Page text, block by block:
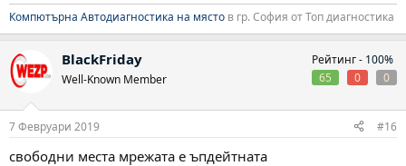
Компютърна Автодиагностика на място в гр. София от Топ диагностика
BlackFriday
Well-Known Member
Рейтинг - 100%
65
0 0
7 Февруари 2019 #16
свободни места мрежата е ъпдейтната